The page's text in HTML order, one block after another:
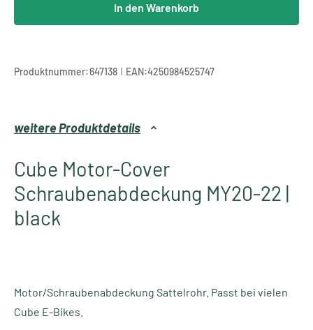
In den Warenkorb
Produktnummer:647138 | EAN:4250984525747
weitere Produktdetails
Cube Motor-Cover
Schraubenabdeckung MY20-22 |
black
Motor/Schraubenabdeckung Sattelrohr. Passt bei vielen
Cube E-Bikes.